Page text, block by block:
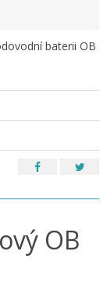
baterii OB
OB